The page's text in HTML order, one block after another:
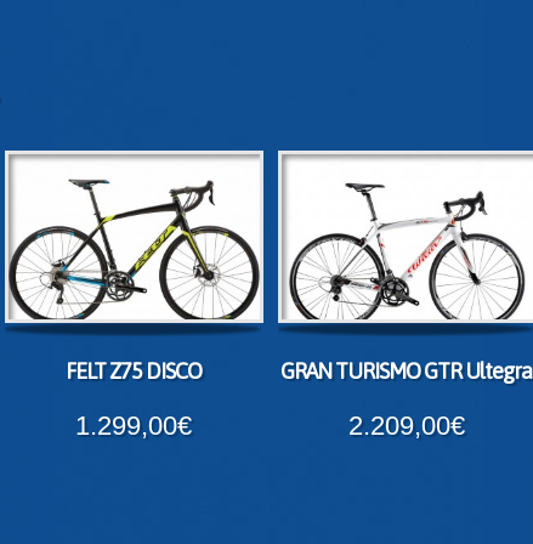
FELT Z75 DISCO
1.299,00€
GRAN TURISMO GTR Ultegra
2.209,00€